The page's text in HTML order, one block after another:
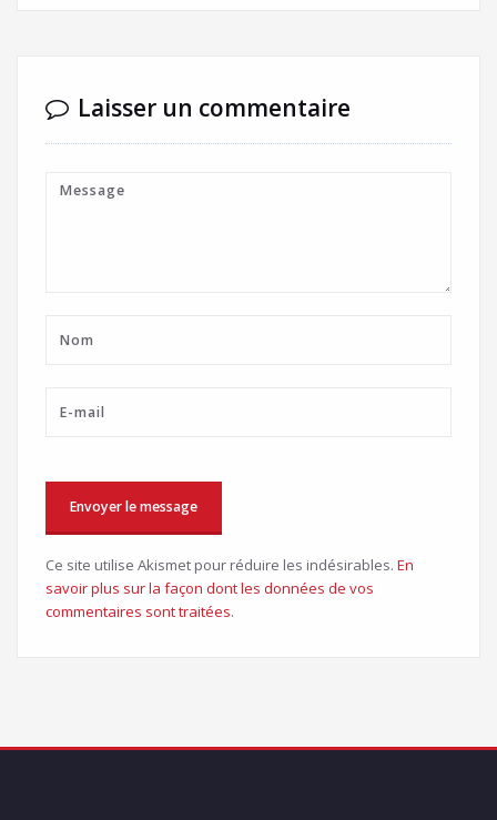
Laisser un commentaire
Ce site utilise Akismet pour réduire les indésirables. En
savoir plus sur la façon dont les données de vos
commentaires sont traitées.